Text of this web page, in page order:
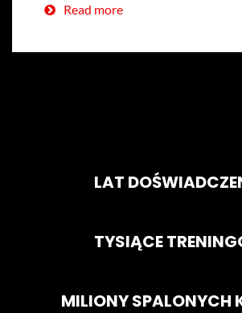
Read more
LAT
TYSIĄCE
MILIONY SPALONYCH